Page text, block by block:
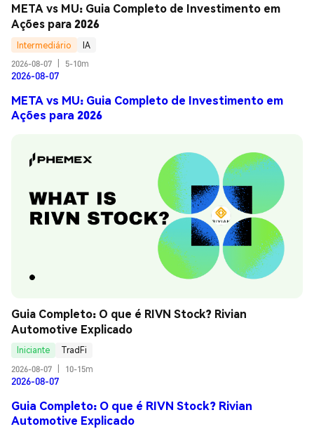
META vs MU: Guia Completo de Investimento em
Ações para 2026
Intermediário
IA
2026-08-07
5-10m
2026-08-07
META vs MU: Guia Completo de Investimento em
Ações para 2026
Guia Completo: O que é RIVN Stock? Rivian
Automotive Explicado
Iniciante
TradFi
2026-08-07
10-15m
2026-08-07
Guia Completo: O que é RIVN Stock? Rivian
Automotive Explicado